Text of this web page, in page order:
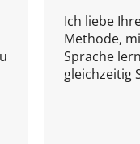
Ich liebe
Methode,
Sprache
gleichzeitig